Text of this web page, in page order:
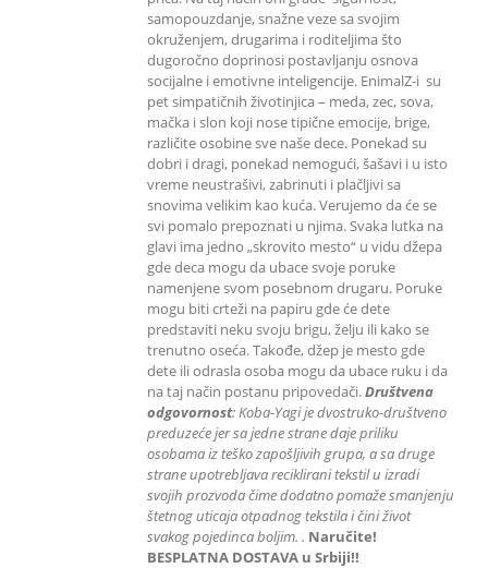
samopouzdanje, snažne veze sa svojim
okruženjem, drugarima i roditeljima što
dugoročno doprinosi postavljanju osnova
socijalne i emotivne inteligencije. EnimalZ-i su
pet simpatičnih životinjica – meda, zec, sova,
mačka i slon koji nose tipične emocije, brige,
različite osobine sve naše dece. Ponekad su
dobri i dragi, ponekad nemogući, šašavi i u isto
vreme neustrašivi, zabrinuti i plačljivi sa
snovima velikim kao kuća. Verujemo da će se
svi pomalo prepoznati u njima. Svaka lutka na
glavi ima jedno „skrovito mesto“ u vidu džepa
gde deca mogu da ubace svoje poruke
namenjene svom posebnom drugaru. Poruke
mogu biti crteži na papiru gde će dete
predstaviti neku svoju brigu, želju ili kako se
trenutno oseća. Takođe, džep je mesto gde
dete ili odrasla osoba mogu da ubace ruku i da
na taj način postanu pripovedači.Društvena
odgovornost: Koba-Yagi je dvostruko-društveno
preduzeće jer sa jedne strane daje priliku
osobama iz teško zapošljivih grupa, a sa druge
strane upotrebljava reciklirani tekstil u izradi
svojih prozvoda čime dodatno pomaže smanjenju
štetnog uticaja otpadnog tekstila i čini život
svakog pojedinca boljim. . Naručite!
BESPLATNA DOSTAVA u Srbiji!!